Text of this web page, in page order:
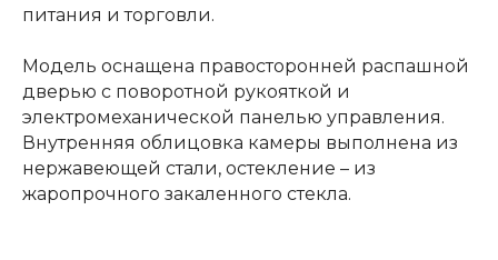
питания и торговли.
Модель оснащена правосторонней распашной
дверью с поворотной рукояткой и
электромеханической панелью управления.
Внутренняя облицовка камеры выполнена из
нержавеющей стали, остекление – из
жаропрочного закаленного стекла.